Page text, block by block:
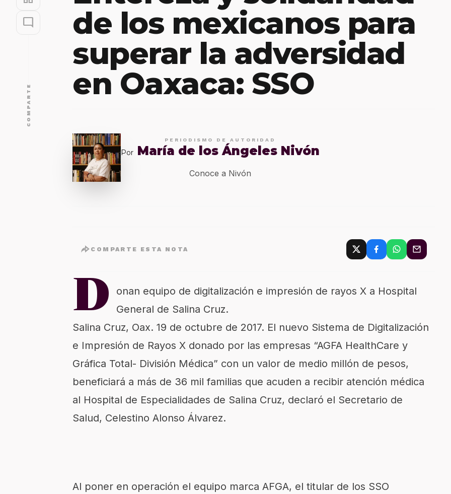
mode_comment
COMPARTE
de los mexicanos para
superar la adversidad
en Oaxaca: SSO
PERIODISMO DE AUTORIDAD
Por María de los Ángeles Nivón
Conoce a Nivón
COMPARTE ESTA NOTA
D
onan equipo de digitalización e impresión de rayos X a Hospital
General de Salina Cruz.
Salina Cruz, Oax. 19 de octubre de 2017. El nuevo Sistema de Digitalización
e Impresión de Rayos X donado por las empresas “AGFA HealthCare y
Gráfica Total- División Médica” con un valor de medio millón de pesos,
beneficiará a más de 36 mil familias que acuden a recibir atención médica
al Hospital de Especialidades de Salina Cruz, declaró el Secretario de
Salud, Celestino Alonso Álvarez.
Al poner en operación el equipo marca AFGA, el titular de los SSO